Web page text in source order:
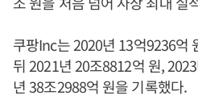
쿠팡Inc는 2020년 13억9236억
뒤 2021년 20조8812억 원,
년 38조2988억 원을 기록했다.